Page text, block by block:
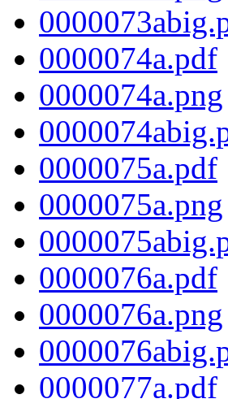
0000074a.pdf
0000074a.png
0000075a.pdf
0000075a.png
0000076a.pdf
0000076a.png
0000077a.pdf